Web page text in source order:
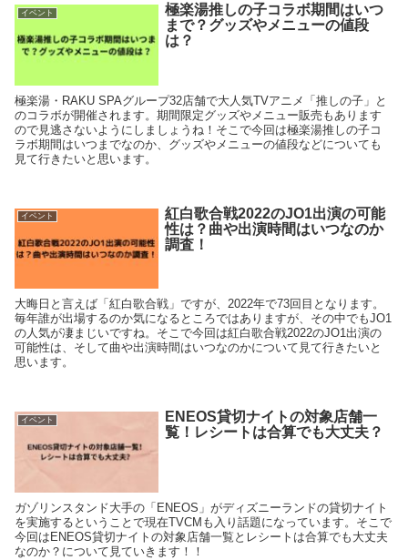
イベント
極楽湯推しの子コラボ期間はいつ
まで？グッズやメニューの値段
は？
極楽湯・RAKU SPAグループ32店舗で大人気TVアニメ「推しの子」と
のコラボが開催されます。期間限定グッズやメニュー販売もあります
ので見逃さないようにしましょうね！そこで今回は極楽湯推しの子コ
ラボ期間はいつまでなのか、グッズやメニューの値段などについても
見て行きたいと思います。
イベント
紅白歌合戦2022のJO1出演の可能
性は？曲や出演時間はいつなのか
調査！
大晦日と言えば「紅白歌合戦」ですが、2022年で73回目となります。
毎年誰が出場するのか気になるところではありますが、その中でもJO1
の人気が凄まじいですね。そこで今回は紅白歌合戦2022のJO1出演の
可能性は、そして曲や出演時間はいつなのかについて見て行きたいと
思います。
イベント
ENEOS貸切ナイトの対象店舗一
覧！レシートは合算でも大丈夫？
ガゾリンスタンド大手の「ENEOS」がディズニーランドの貸切ナイト
を実施するということで現在TVCMも入り話題になっています。そこで
今回はENEOS貸切ナイトの対象店舗一覧とレシートは合算でも大丈夫
なのか？について見ていきます！！